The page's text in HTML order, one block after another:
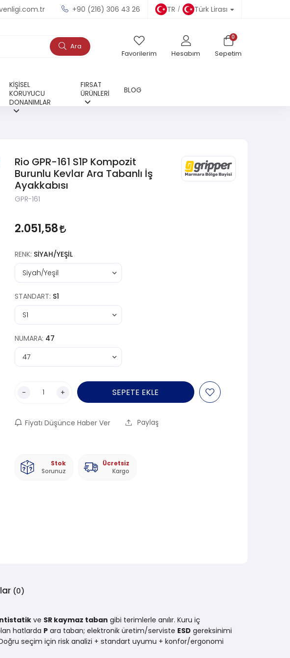
+90 (216) 306 43 26 TR Türk Lirası
Favorilerim Hesabım
0
Sepetim
Ara
KİŞİSEL
KORUYUCU
DONANIMLAR
FIRSAT
ÜRÜNLERİ
BLOG
Rio GPR-161 S1P Kompozit
Burunlu Kevlar Ara Tabanlı İş
Ayakkabısı
GPR-161
2.051,58
RENK: SIYAH/YEŞIL
STANDART: S1
NUMARA: 47
- + SEPETE EKLE
Fiyatı Düşünce Haber Ver Paylaş
Stok
Sorunuz
Ücretsiz
Kargo
(0)
ve SR kaymaz taban gibi terimlerle anılır. Kuru iç
hatlarda P ara taban; elektronik üretim/serviste ESD gereksinimi
seçim için risk analizi + standart uyumu + konfor/ergonomi